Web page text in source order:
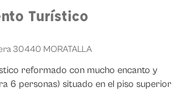
Turístico
30440 MORATALLA
reformado con mucho encanto y
6 personas) situado en el piso superior